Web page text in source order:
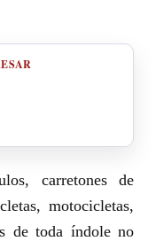
carretones de
motocicletas,
de toda índole no